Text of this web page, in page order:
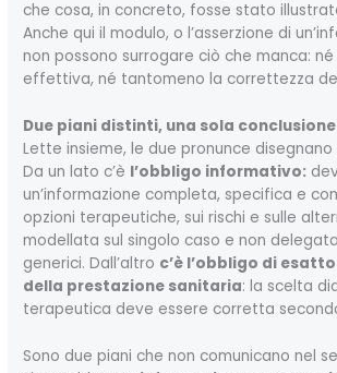
che cosa, in concreto, fosse stato
Anche qui il modulo, o l’asserzione di
non possono surrogare ciò che manca: né
effettiva, né tantomeno la correttezza
Due piani distinti, una sola conclusione
Lette insieme, le due pronunce
Da un lato c’è l’obbligo informativo:
un’informazione completa, specifica e
opzioni terapeutiche, sui rischi e sulle
modellata sul singolo caso e non
generici. Dall’altro c’è l’obbligo di
della prestazione sanitaria: la scelta
terapeutica deve essere corretta
Sono due piani che non comunicano nel